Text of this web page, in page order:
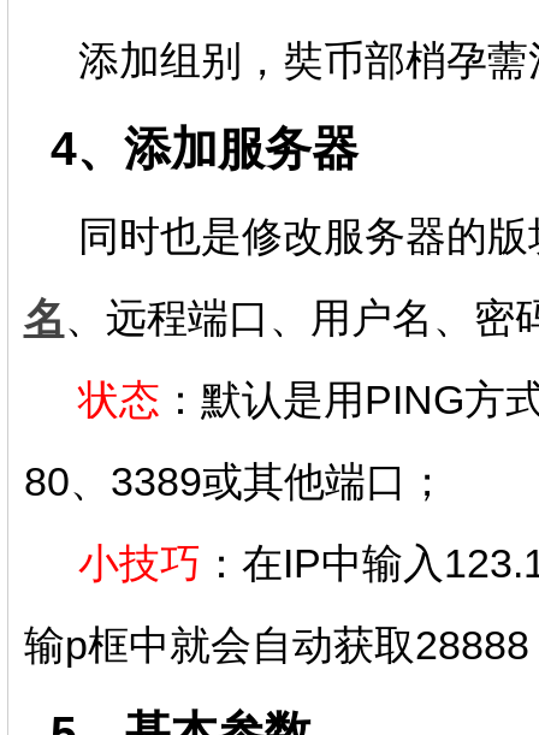
添加组别，奘币部梢孕薷
4、添加服务器
同时也是修改服务器的版
名、远程端口、用户名、密
状态 ：默认是用PING方
80、3389或其他端口；
小技巧 ：在IP中输入
输p框中就会自动获取